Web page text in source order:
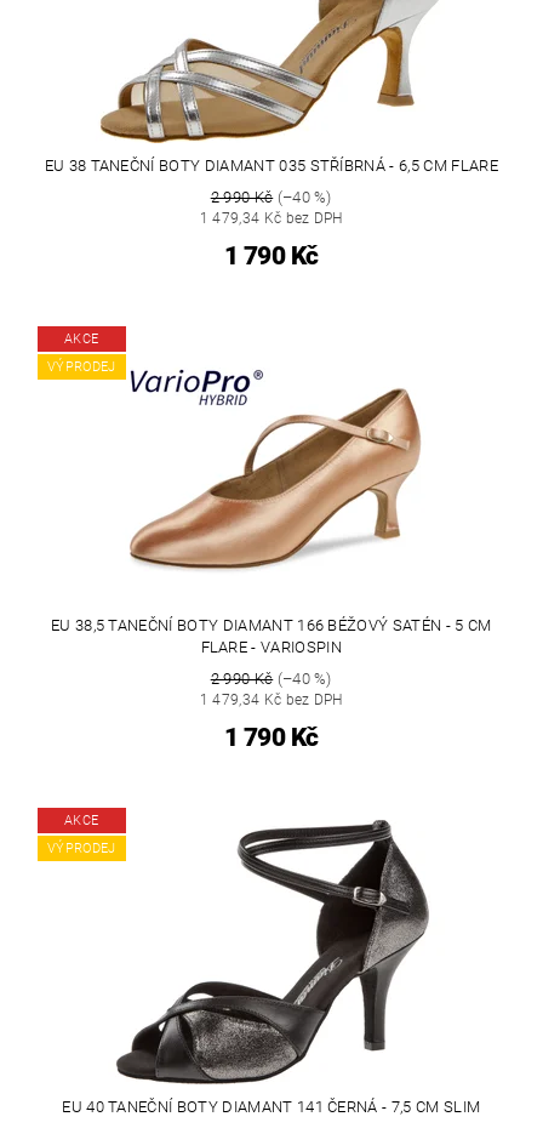
EU 38 TANEČNÍ BOTY DIAMANT 035 STŘÍBRNÁ - 6,5 CM FLARE
2 990 Kč(–40 %)
1 479,34 Kč bez DPH
1 790 Kč
AKCE
VÝPRODEJ
EU 38,5 TANEČNÍ BOTY DIAMANT 166 BÉŽOVÝ SATÉN - 5 CM
FLARE - VARIOSPIN
2 990 Kč(–40 %)
1 479,34 Kč bez DPH
1 790 Kč
AKCE
VÝPRODEJ
EU 40 TANEČNÍ BOTY DIAMANT 141 ČERNÁ - 7,5 CM SLIM